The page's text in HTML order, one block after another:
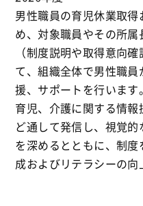
男性職員の育児休業取
め、対象職員やその所
（制度説明や取得意向
て、組織全体で男性職
援、サポートを行います。
育児、介護に関する情
ど通して発信し、視覚
を深めるとともに、制
成およびリテラシーの向